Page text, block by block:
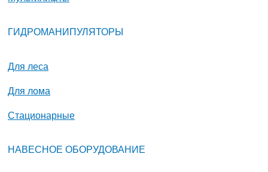
ГИДРОМАНИПУЛЯТОРЫ
Для леса
Для лома
Стационарные
НАВЕСНОЕ ОБОРУДОВАНИЕ